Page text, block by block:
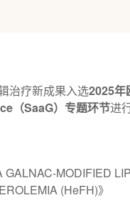
治疗新成果入选2025年
（SaaG）专题环节进
MODIFIED
(HeFH)》